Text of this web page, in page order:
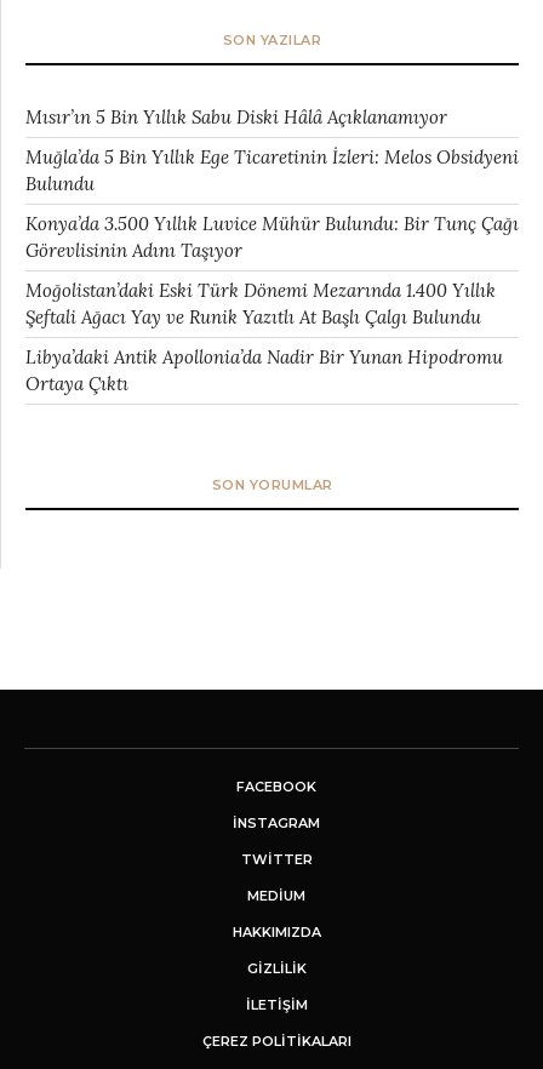
SON YAZILAR
Mısır’ın 5 Bin Yıllık Sabu Diski Hâlâ Açıklanamıyor
Muğla’da 5 Bin Yıllık Ege Ticaretinin İzleri: Melos Obsidyeni
Bulundu
Konya’da 3.500 Yıllık Luvice Mühür Bulundu: Bir Tunç Çağı
Görevlisinin Adını Taşıyor
Moğolistan’daki Eski Türk Dönemi Mezarında 1.400 Yıllık
Şeftali Ağacı Yay ve Runik Yazıtlı At Başlı Çalgı Bulundu
Libya’daki Antik Apollonia’da Nadir Bir Yunan Hipodromu
Ortaya Çıktı
SON YORUMLAR
FACEBOOK
INSTAGRAM
TWITTER
MEDIUM
HAKKIMIZDA
GİZLİLİK
İLETIŞIM
ÇEREZ POLITIKALARI